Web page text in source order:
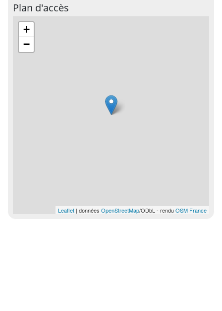
Plan d'accès
+
−
Leaflet | données OpenStreetMap/ODbL - renduOSM France